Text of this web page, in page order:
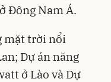
Đông Nam Á.
mặt trời nổi
Dự án năng
ở Lào và Dự